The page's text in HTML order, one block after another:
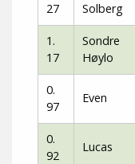
27
Solberg
1.
17
Sondre
Høylo
0.
97
Even
0.
92
Lucas